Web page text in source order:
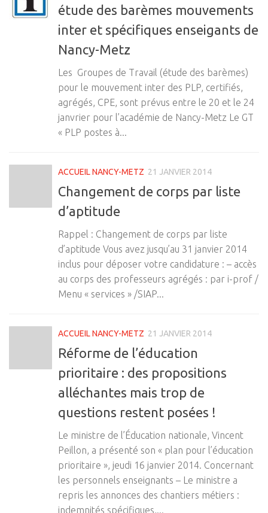
étude des barèmes mouvements
inter et spécifiques enseigants de
Nancy-Metz
Les Groupes de Travail (étude des barèmes)
pour le mouvement inter des PLP, certifiés,
agrégés, CPE, sont prévus entre le 20 et le 24
janvrier pour l’académie de Nancy-Metz Le GT
« PLP postes à...
ACCUEIL NANCY-METZ 21 JANVIER 2014
Changement de corps par liste
d’aptitude
Rappel : Changement de corps par liste
d’aptitude Vous avez jusqu’au 31 janvier 2014
inclus pour déposer votre candidature : – accès
au corps des professeurs agrégés : par i-prof /
Menu « services » /SIAP...
ACCUEIL NANCY-METZ 21 JANVIER 2014
Réforme de l’éducation
prioritaire : des propositions
alléchantes mais trop de
questions restent posées !
Le ministre de l’Éducation nationale, Vincent
Peillon, a présenté son « plan pour l’éducation
prioritaire », jeudi 16 janvier 2014. Concernant
les personnels enseignants – Le ministre a
repris les annonces des chantiers métiers :
indemnités spécifiques,...